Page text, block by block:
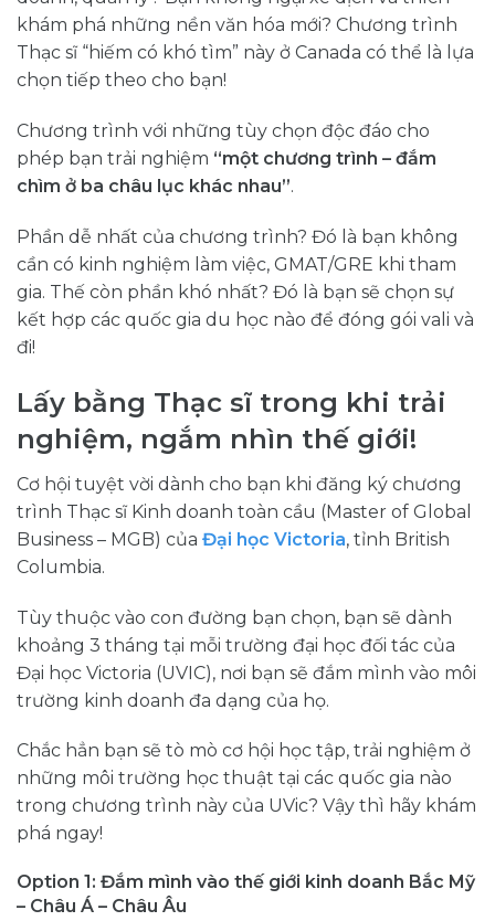
khám phá những nền văn hóa mới? Chương trình
Thạc sĩ “hiếm có khó tìm” này ở Canada có thể là lựa
chọn tiếp theo cho bạn!
Chương trình với những tùy chọn độc đáo cho
phép bạn trải nghiệm “một chương trình – đắm
chìm ở ba châu lục khác nhau”.
Phần dễ nhất của chương trình? Đó là bạn không
cần có kinh nghiệm làm việc, GMAT/GRE khi tham
gia. Thế còn phần khó nhất? Đó là bạn sẽ chọn sự
kết hợp các quốc gia du học nào để đóng gói vali và
đi!
Lấy bằng Thạc sĩ trong khi trải
nghiệm, ngắm nhìn thế giới!
Cơ hội tuyệt vời dành cho bạn khi đăng ký chương
trình Thạc sĩ Kinh doanh toàn cầu (Master of Global
Business – MGB) của Đại học Victoria, tỉnh British
Columbia.
Tùy thuộc vào con đường bạn chọn, bạn sẽ dành
khoảng 3 tháng tại mỗi trường đại học đối tác của
Đại học Victoria (UVIC), nơi bạn sẽ đắm mình vào môi
trường kinh doanh đa dạng của họ.
Chắc hẳn bạn sẽ tò mò cơ hội học tập, trải nghiệm ở
những môi trường học thuật tại các quốc gia nào
trong chương trình này của UVic? Vậy thì hãy khám
phá ngay!
Option 1: Đắm mình vào thế giới kinh doanh Bắc Mỹ
– Châu Á – Châu Âu